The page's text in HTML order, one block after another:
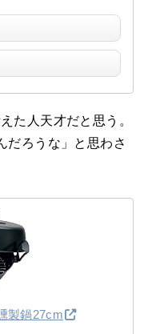
た人天才だと思う。
だろうな」と思わさ
製鍋27cm